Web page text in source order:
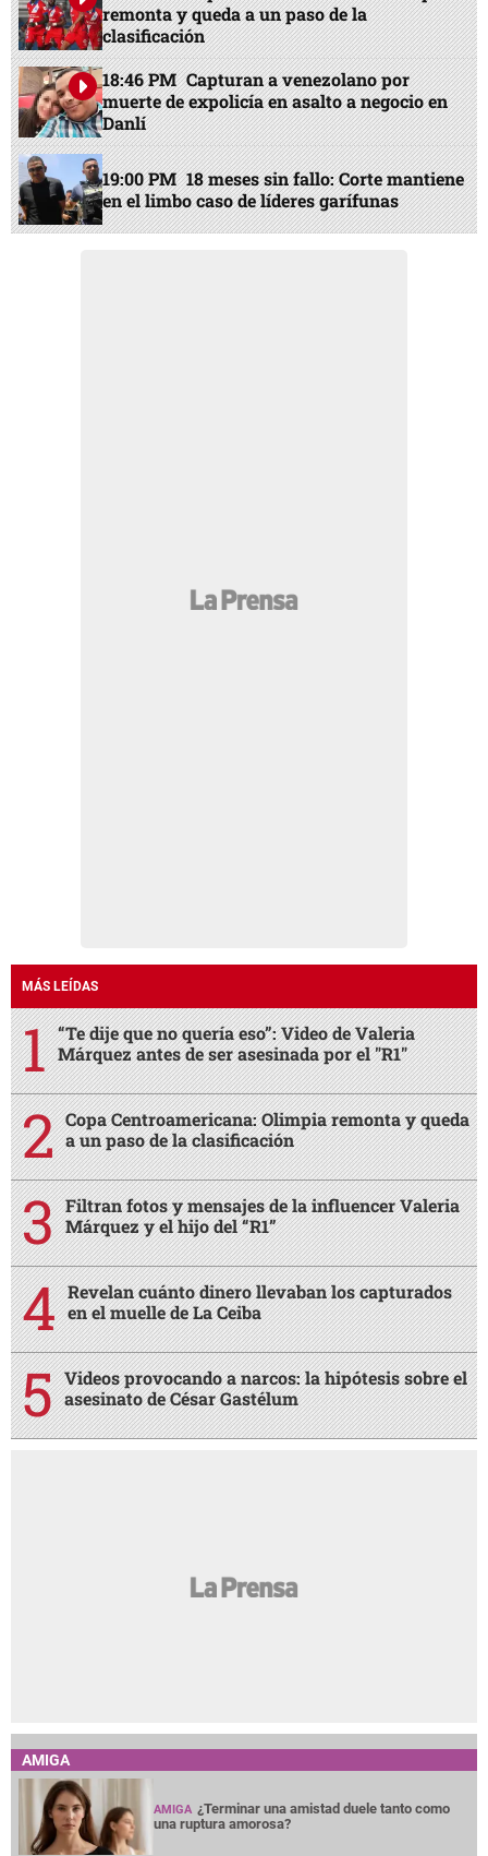
remonta y queda a un paso de la
clasificación
18:46 PM Capturan a venezolano por
muerte de expolicía en asalto a negocio en
Danlí
19:00 PM 18 meses sin fallo: Corte mantiene
en el limbo caso de líderes garífunas
MÁS LEÍDAS
“Te dije que no quería eso”: Video de Valeria
Márquez antes de ser asesinada por el "R1"
Copa Centroamericana: Olimpia remonta y queda
a un paso de la clasificación
Filtran fotos y mensajes de la influencer Valeria
Márquez y el hijo del “R1”
Revelan cuánto dinero llevaban los capturados
en el muelle de La Ceiba
Videos provocando a narcos: la hipótesis sobre el
asesinato de César Gastélum
AMIGA
AMIGA ¿Terminar una amistad duele tanto como
una ruptura amorosa?